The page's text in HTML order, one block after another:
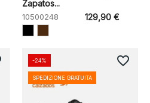
Zapatos...
10500248 129,90 €
-24%
SPEDIZIONE GRATUITA
favorite_border